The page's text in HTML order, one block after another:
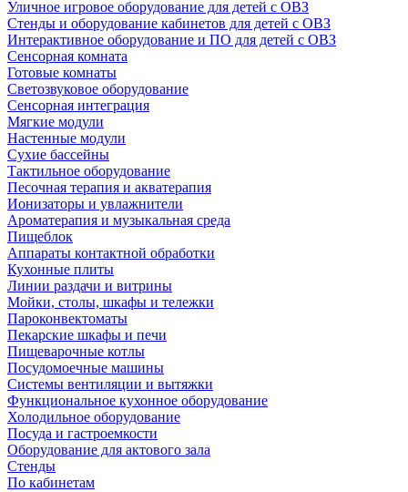
Уличное игровое оборудование для детей с ОВЗ
Стенды и оборудование кабинетов для детей с ОВЗ
Интерактивное оборудование и ПО для детей с ОВЗ
Сенсорная комната
Готовые комнаты
Светозвуковое оборудование
Сенсорная интеграция
Мягкие модули
Настенные модули
Сухие бассейны
Тактильное оборудование
Песочная терапия и акватерапия
Ионизаторы и увлажнители
Ароматерапия и музыкальная среда
Пищеблок
Аппараты контактной обработки
Кухонные плиты
Линии раздачи и витрины
Мойки, столы, шкафы и тележки
Пароконвектоматы
Пекарские шкафы и печи
Пищеварочные котлы
Посудомоечные машины
Системы вентиляции и вытяжки
Функциональное кухонное оборудование
Холодильное оборудование
Посуда и гастроемкости
Оборудование для актового зала
Стенды
По кабинетам